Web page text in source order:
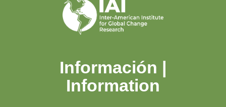
Información |
Information